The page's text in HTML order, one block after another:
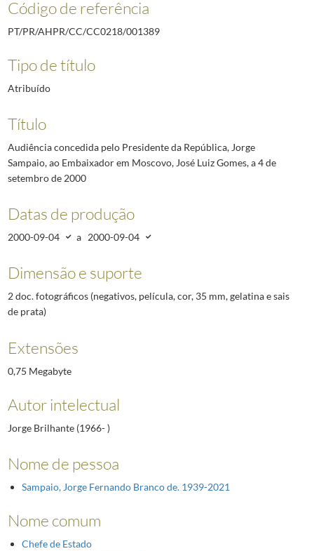
Código de referência
PT/PR/AHPR/CC/CC0218/001389
Tipo de título
Atribuído
Título
Audiência concedida pelo Presidente da República, Jorge
Sampaio, ao Embaixador em Moscovo, José Luiz Gomes, a 4 de
setembro de 2000
Datas de produção
2000-09-04 a 2000-09-04
Dimensão e suporte
2 doc. fotográficos (negativos, película, cor, 35 mm, gelatina e sais
de prata)
Extensões
0,75 Megabyte
Autor intelectual
Jorge Brilhante (1966- )
Nome de pessoa
Sampaio, Jorge Fernando Branco de. 1939-2021
Nome comum
Chefe de Estado